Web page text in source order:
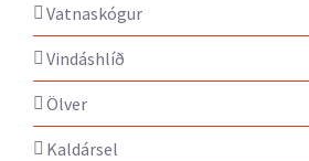
Vatnaskógur
Vindáshlíð
Ölver
Kaldársel